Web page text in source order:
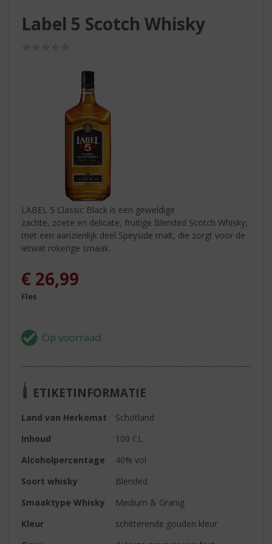
Label 5 Scotch Whisky
LABEL 5 Classic Black is een geweldige
zachte, zoete en delicate, fruitige Blended Scotch Whisky,
met een aanzienlijk deel Speyside malt, die zorgt voor de
ietwat rokerige smaak.
€ 26,99
Fles
ETIKETINFORMATIE
Land van Herkomst
Schotland
Inhoud
100 CL
Alcoholpercentage
40% vol
Soort whisky
Blended
Smaaktype Whisky
Medium & Granig
Kleur
schitterende gouden kleur